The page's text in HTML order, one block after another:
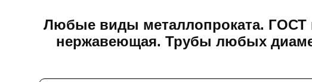
Любые виды металлопроката. ГОСТ
нержавеющая. Трубы любых